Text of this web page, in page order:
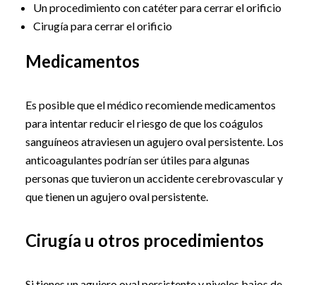
Un procedimiento con catéter para cerrar el orificio
Cirugía para cerrar el orificio
Medicamentos
Es posible que el médico recomiende medicamentos
para intentar reducir el riesgo de que los coágulos
sanguíneos atraviesen un agujero oval persistente. Los
anticoagulantes podrían ser útiles para algunas
personas que tuvieron un accidente cerebrovascular y
que tienen un agujero oval persistente.
Cirugía u otros procedimientos